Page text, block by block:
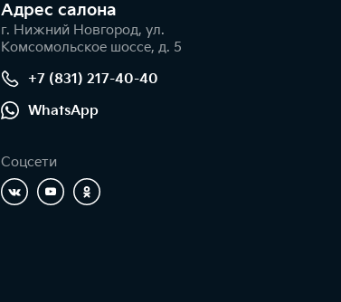
Адрес салонa
г. Нижний Новгород, ул.
Комсомольское шоссе, д. 5
+7 (831) 217-40-40
WhatsApp
Соцсети